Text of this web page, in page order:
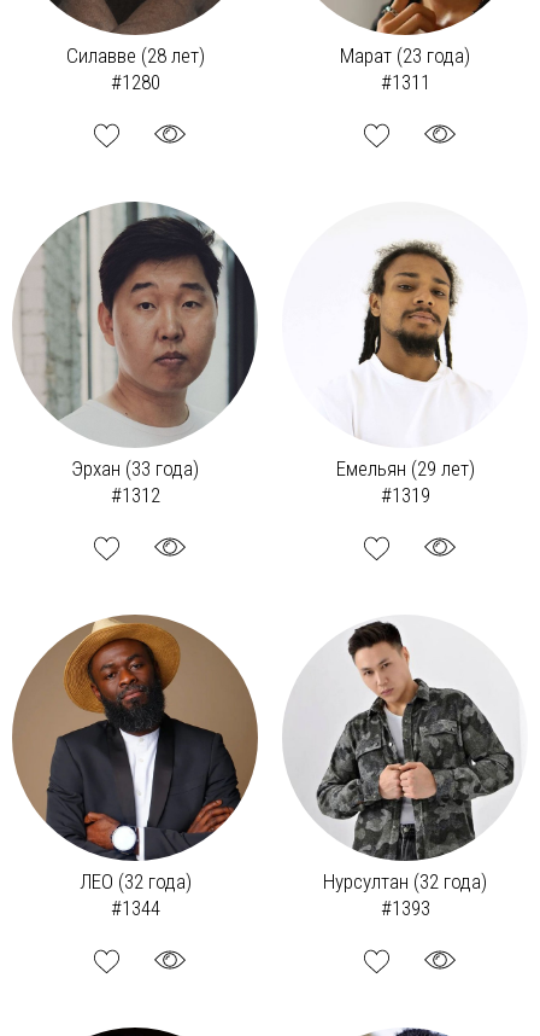
Силавве (28 лет)
#1280
Марат (23 года)
#1311
Эрхан (33 года)
#1312
Емельян (29 лет)
#1319
ЛЕО (32 года)
#1344
Нурсултан (32 года)
#1393